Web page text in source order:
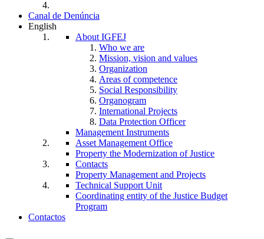
Canal de Denúncia
English
About IGFEJ
Who we are
Mission, vision and values
Organization
Areas of competence
Social Responsibility
Organogram
International Projects
Data Protection Officer
Management Instruments
Asset Management Office
Property the Modernization of Justice
Contacts
Property Management and Projects
Technical Support Unit
Coordinating entity of the Justice Budget
Program
Contactos